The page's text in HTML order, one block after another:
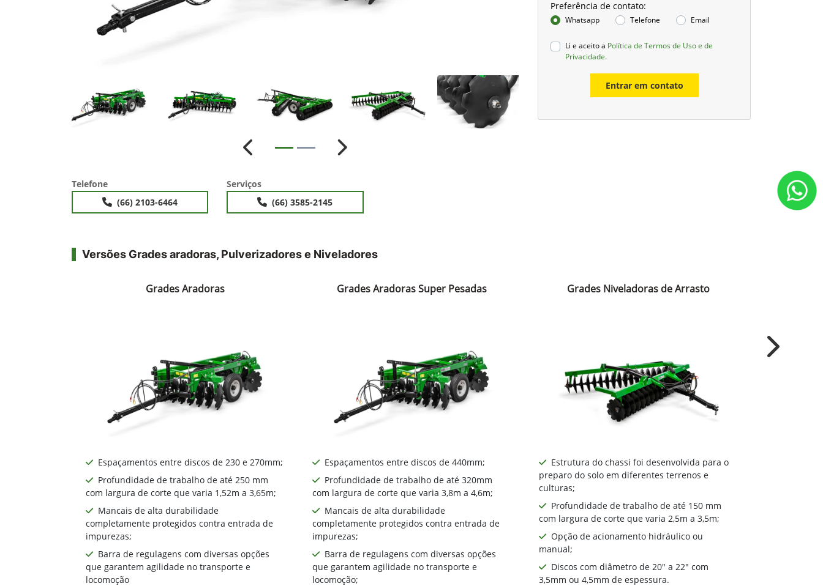
Preferência de contato:
Whatsapp Telefone Email
Li e aceito a Política de Termos de Uso e de
Privacidade.
Entrar em contato
Anterior Próximo
Telefone
(66) 2103-6464
Serviços
(66) 3585-2145
Versões Grades aradoras, Pulverizadores e Niveladores
Grades Aradoras
Espaçamentos entre discos de 230 e 270mm​;
Profundidade de trabalho de até 250 mm
com largura de corte que varia 1,52m a 3,65m;
Mancais de alta durabilidade
completamente protegidos contra entrada de
impurezas;
Barra de regulagens com diversas opções
que garantem agilidade no transporte e
locomoção
Grades Aradoras Super Pesadas
Espaçamentos entre discos de 440mm​;
Profundidade de trabalho de até 320mm
com largura de corte que varia 3,8m a 4,6m;
Mancais de alta durabilidade
completamente protegidos contra entrada de
impurezas;
Barra de regulagens com diversas opções
que garantem agilidade no transporte e
locomoção;
Grades Niveladoras de Arrasto
Estrutura do chassi foi desenvolvida para o
preparo do solo em diferentes terrenos e
culturas;
Profundidade de trabalho de até 150 mm
com largura de corte que varia 2,5m a 3,5m;
Opção de acionamento hidráulico ou
manual;
Discos com diâmetro de 20" a 22" com
3,5mm ou 4,5mm de espessura.
Next